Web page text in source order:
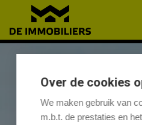
Menu overslaan en naar de inhoud
Over de cookies
We maken gebruik van
m.b.t. de prestaties en